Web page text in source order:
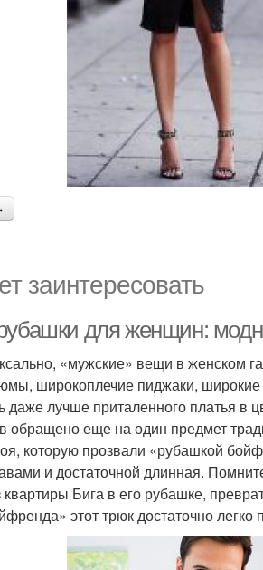
заинтересовать
для женщин:
«мужские» вещи в женском
широкоплечие пиджаки,
даже лучше приталенного платья в
обращено еще на один предмет
которую прозвали «рубашкой
и достаточной длинная.
квартиры Бига в его рубашке,
этот трюк достаточно легко